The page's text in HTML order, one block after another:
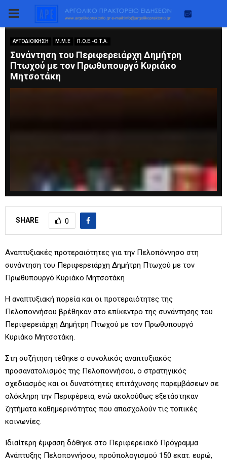
PRIMARY
MENU
ΑΥΤΟΔΙΟΙΚΗΣΗ Μ.Μ.Ε Π.Ο.Ε.-Ο.Τ.Α.
Συνάντηση του Περιφερειάρχη Δημήτρη
Πτωχού με τον Πρωθυπουργό Κυριάκο
Μητσοτάκη
SHARE 0
Αναπτυξιακές προτεραιότητες για την Πελοπόννησο στη
συνάντηση του Περιφερειάρχη Δημήτρη Πτωχού με τον
Πρωθυπουργό Κυριάκο Μητσοτάκη
Η αναπτυξιακή πορεία και οι προτεραιότητες της
Πελοποννήσου βρέθηκαν στο επίκεντρο της συνάντησης του
Περιφερειάρχη Δημήτρη Πτωχού με τον Πρωθυπουργό
Κυριάκο Μητσοτάκη.
Στη συζήτηση τέθηκε ο συνολικός αναπτυξιακός
προσανατολισμός της Πελοποννήσου, ο στρατηγικός
σχεδιασμός και οι δυνατότητες επιτάχυνσης παρεμβάσεων σε
ολόκληρη την Περιφέρεια, ενώ ακολούθως εξετάστηκαν
ζητήματα καθημερινότητας που απασχολούν τις τοπικές
κοινωνίες.
Ιδιαίτερη έμφαση δόθηκε στο Περιφερειακό Πρόγραμμα
Ανάπτυξης Πελοποννήσου, προϋπολογισμού 150 εκατ. ευρώ,